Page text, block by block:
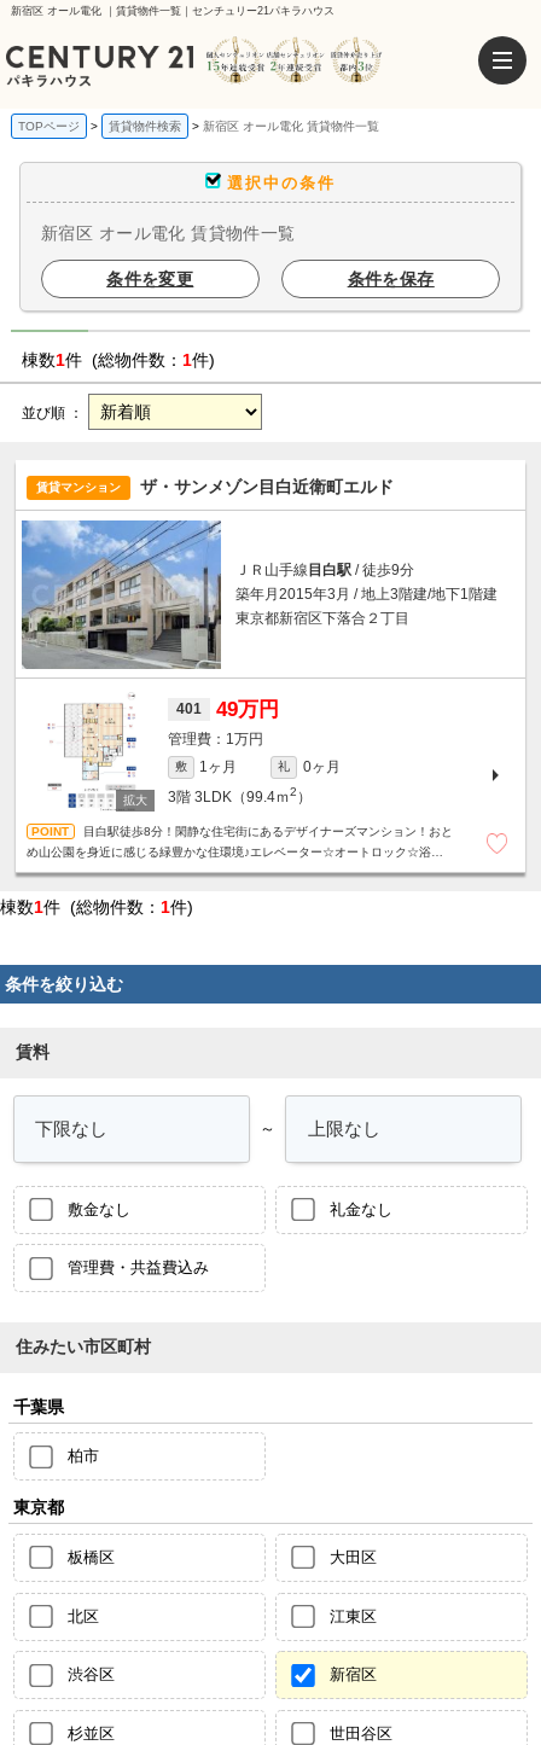
新宿区 オール電化 ｜賃貸物件一覧｜センチュリー21パキラハウス
TOPページ 賃貸物件検索 新宿区 オール電化 賃貸物件一覧
選択中の条件
新宿区 オール電化 賃貸物件一覧
条件を変更 条件を保存
棟数1件 (総物件数： 1件)
並び順 ：
賃貸マンション ザ・サンメゾン目白近衛町エルド
ＪＲ山手線 目白駅 / 徒歩9分
築年月2015年3月 / 地上3階建/地下1階建
東京都新宿区下落合２丁目
401 49万円
1万円
敷 1ヶ月 礼
0ヶ月
3階 3LDK（99.4ｍ2 ）
目白駅徒歩8分！閑静な住宅街にあるデザイナーズマンション！おと
め山公園を身近に感じる緑豊かな住環境♪エレベーター☆オートロック☆浴室乾
棟数1件 (総物件数： 1件)
条件を絞り込む
賃料
～
敷金なし 礼金なし
管理費・共益費込み
住みたい市区町村
千葉県
柏市
東京都
板橋区 大田区
北区 江東区
渋谷区 新宿区
杉並区 世田谷区